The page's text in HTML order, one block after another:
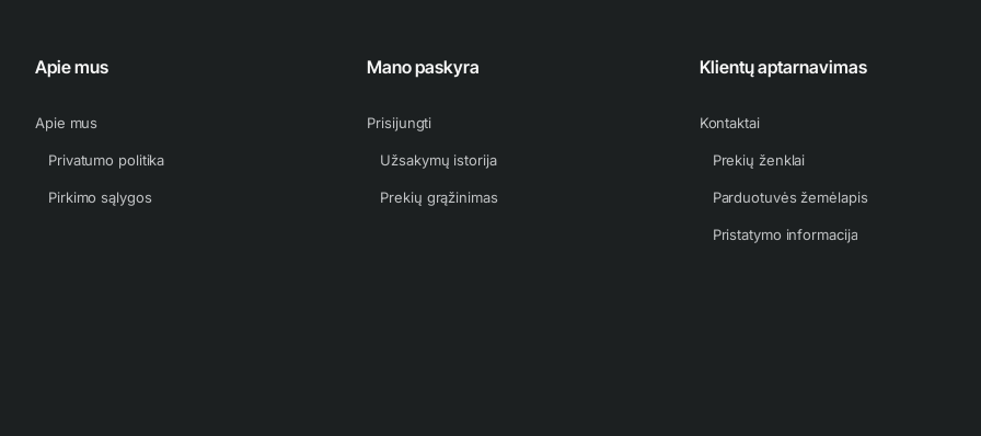
Apie mus
Apie mus
Privatumo politika
Pirkimo sąlygos
Mano paskyra
Prisijungti
Užsakymų istorija
Prekių grąžinimas
Klientų aptarnavimas
Kontaktai
Prekių ženklai
Parduotuvės žemėlapis
Pristatymo informacija